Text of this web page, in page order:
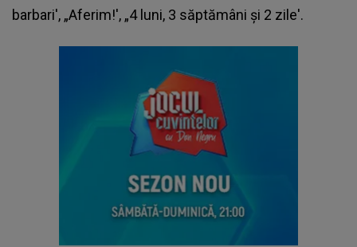
barbari', „Aferim!', „4 luni, 3 săptămâni și 2 zile'.